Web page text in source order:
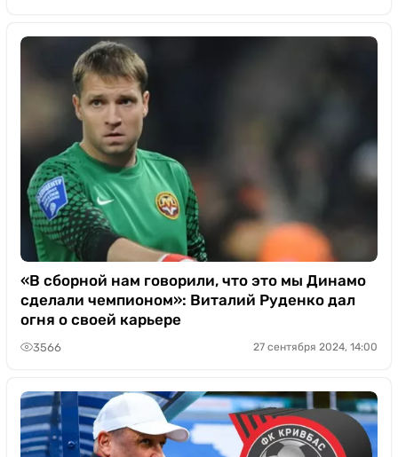
«В сборной нам говорили, что это мы Динамо
сделали чемпионом»: Виталий Руденко дал
огня о своей карьере
3566 27 сентября 2024, 14:00